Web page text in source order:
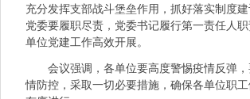
充分发挥支部战斗堡垒作用，抓好落实制度
党委要履职尽责，党委书记履行第一责任人
单位党建工作高效开展。
会议强调，各单位要高度警惕疫情反弹，
情防控，采取一切必要措施，确保各单位职